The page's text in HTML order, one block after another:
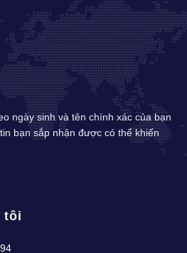
ngày sinh và tên chính xác của bạn
bạn sắp nhận được có thể khiến
tôi